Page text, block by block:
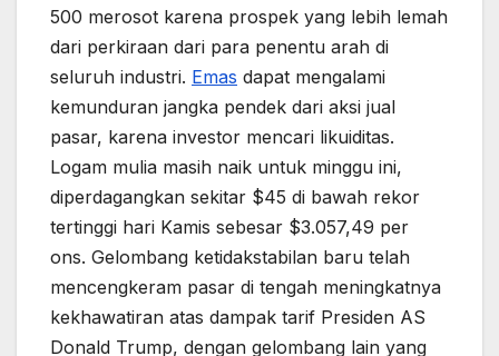
500 merosot karena prospek yang lebih lemah
dari perkiraan dari para penentu arah di
seluruh industri. Emas dapat mengalami
kemunduran jangka pendek dari aksi jual
pasar, karena investor mencari likuiditas.
Logam mulia masih naik untuk minggu ini,
diperdagangkan sekitar $45 di bawah rekor
tertinggi hari Kamis sebesar $3.057,49 per
ons. Gelombang ketidakstabilan baru telah
mencengkeram pasar di tengah meningkatnya
kekhawatiran atas dampak tarif Presiden AS
Donald Trump, dengan gelombang lain yang